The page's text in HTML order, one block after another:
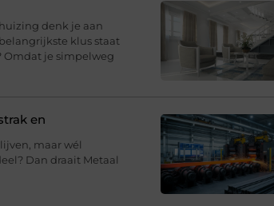
denk je aan
klus staat
Omdat je simpelweg
en
maar wél
Dan draait Metaal